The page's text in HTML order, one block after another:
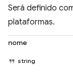
Será definido
plataformas.
nome
string